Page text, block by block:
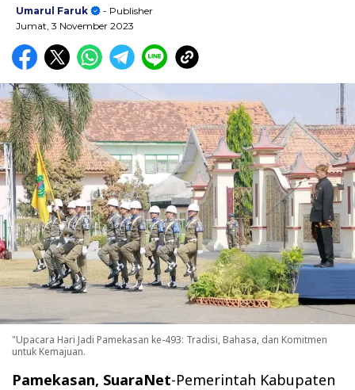
Umarul Faruk
- Publisher
Jumat, 3 November 2023
"Upacara Hari Jadi Pamekasan ke-493: Tradisi, Bahasa, dan Komitmen
untuk Kemajuan.
Pamekasan, SuaraNet-Pemerintah Kabupaten